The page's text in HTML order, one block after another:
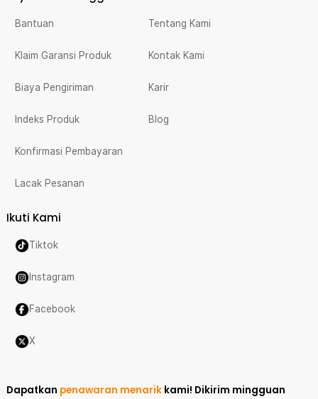
Bantuan
Klaim Garansi Produk
Biaya Pengiriman
Indeks Produk
Konfirmasi Pembayaran
Lacak Pesanan
Tentang Kami
Kontak Kami
Karir
Blog
Ikuti Kami
Tiktok
Instagram
Facebook
X
Dapatkan penawaran menarik kami! Dikirim mingguan